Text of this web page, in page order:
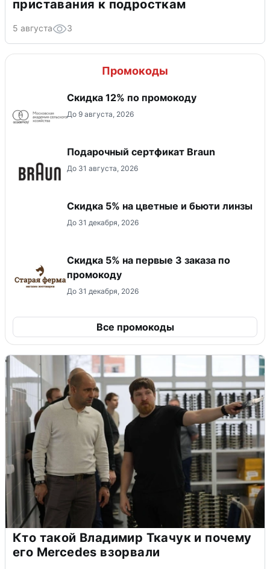
приставания к подросткам
5 августа 3
Промокоды
Скидка 12% по промокоду
До 9 августа, 2026
Подарочный сертфикат Braun
До 31 августа, 2026
Скидка 5% на цветные и бьюти линзы
До 31 декабря, 2026
Скидка 5% на первые 3 заказа по
промокоду
До 31 декабря, 2026
Все промокоды
Кто такой Владимир Ткачук и почему
его Mercedes взорвали